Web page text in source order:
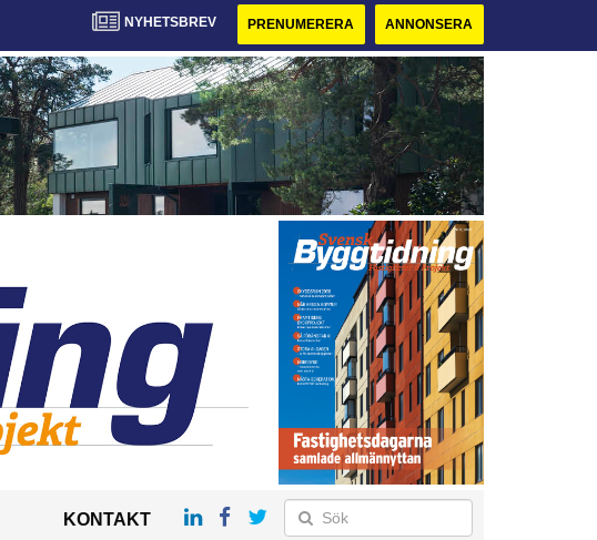
NYHETSBREV PRENUMERERA ANNONSERA
KONTAKT